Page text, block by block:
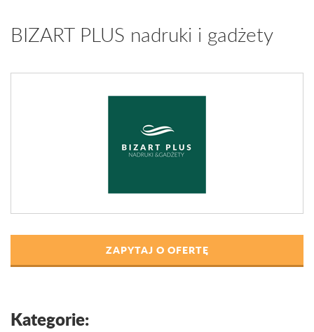
BIZART PLUS nadruki i gadżety
ZAPYTAJ O OFERTĘ
Kategorie: